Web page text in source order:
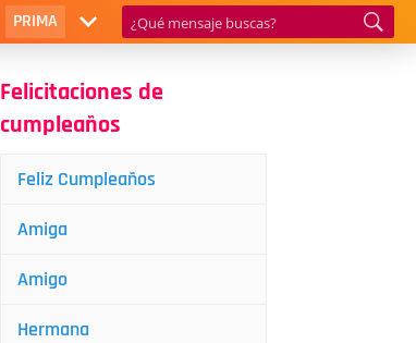
PRIMA
Felicitaciones de
cumpleaños
Feliz Cumpleaños
Amiga
Amigo
Hermana